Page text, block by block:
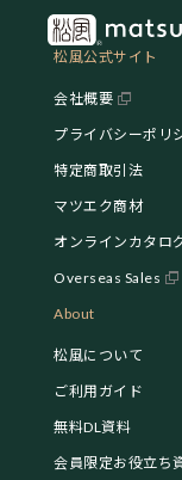
松風公式サイト
会社概要
プライバシーポリ
特定商取引法
マツエク商材
オンラインカタロ
Overseas Sales
About
松風について
ご利用ガイド
無料DL資料
会員限定お役立ち